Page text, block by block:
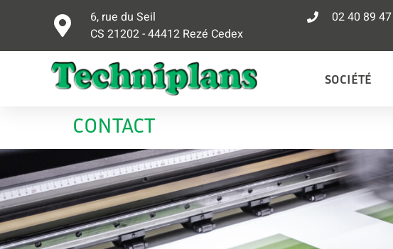
6, rue du Seil
CS 21202 - 44412 Rezé Cedex
02 40 89
SOCIÉTÉ
CONTACT